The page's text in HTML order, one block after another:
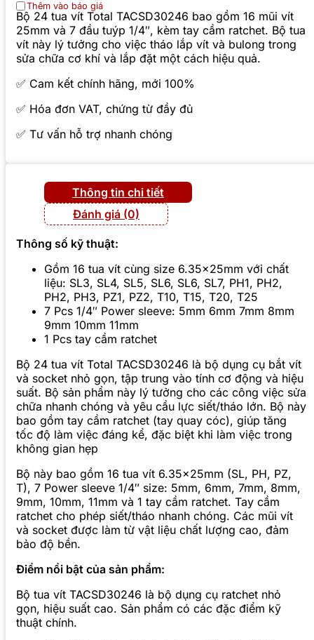
Thêm vào báo giá
Bộ 24 tua vít Total TACSD30246 bao gồm 16 mũi vít
25mm và 7 đầu tuýp 1/4″, kèm tay cầm ratchet. Bộ tua
vít này lý tưởng cho việc tháo lắp vít và bulong trong
sửa chữa cơ khí và lắp đặt một cách hiệu quả.
✅ Cam kết chính hãng, mới 100%
✅ Hóa đơn VAT, chứng từ đầy đủ
✅ Tư vấn hỗ trợ nhanh chóng
Thông tin chi tiết
Đánh giá (0)
Thông số kỹ thuật:
Gồm 16 tua vít cùng size 6.35x25mm với chất
liệu: SL3, SL4, SL5, SL6, SL6, SL7, PH1, PH2,
PH2, PH3, PZ1, PZ2, T10, T15, T20, T25
7 Pcs 1/4″ Power sleeve: 5mm 6mm 7mm 8mm
9mm 10mm 11mm
1 Pcs tay cầm ratchet
Bộ 24 tua vít Total TACSD30246 là bộ dụng cụ bắt vít
và socket nhỏ gọn, tập trung vào tính cơ động và hiệu
suất. Bộ sản phẩm này lý tưởng cho các công việc sửa
chữa nhanh chóng và yêu cầu lực siết/tháo lớn. Bộ này
bao gồm tay cầm ratchet (tay quay cóc), giúp tăng
tốc độ làm việc đáng kể, đặc biệt khi làm việc trong
không gian hẹp
Bộ này bao gồm 16 tua vít 6.35x25mm (SL, PH, PZ,
T), 7 Power sleeve 1/4″ size: 5mm, 6mm, 7mm, 8mm,
9mm, 10mm, 11mm và 1 tay cầm ratchet. Tay cầm
ratchet cho phép siết/tháo nhanh chóng. Các mũi vít
và socket được làm từ vật liệu chất lượng cao, đảm
bảo độ bền.
Điểm nổi bật của sản phẩm:
Bộ tua vít TACSD30246 là bộ dụng cụ ratchet nhỏ
gọn, hiệu suất cao. Sản phẩm có các đặc điểm kỹ
thuật chính.